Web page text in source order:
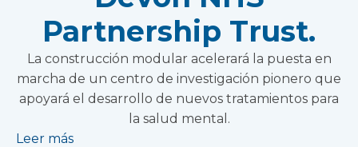
Partnership Trust.
La construcción modular acelerará la puesta en
marcha de un centro de investigación pionero que
apoyará el desarrollo de nuevos tratamientos para
la salud mental.
Leer más